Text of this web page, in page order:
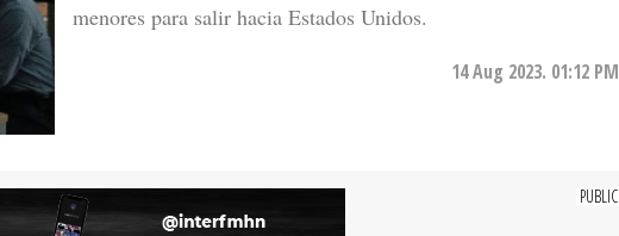
menores para salir hacia Estados Unidos.
14 Aug 2023. 01:12 PM